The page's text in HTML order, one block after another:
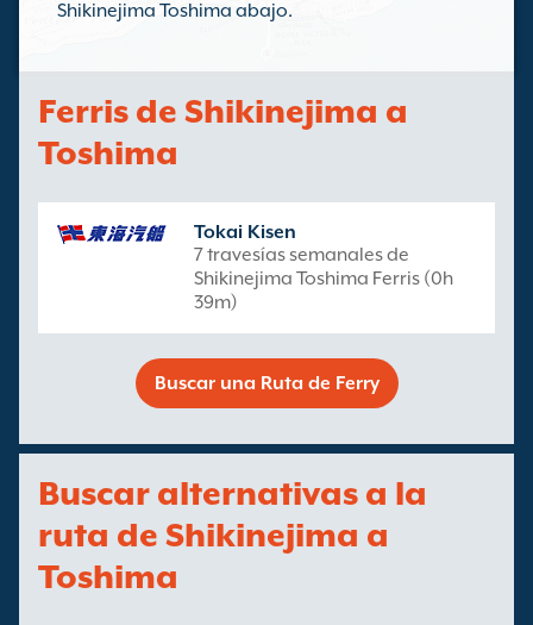
Shikinejima Toshima abajo.
Ferris de Shikinejima a
Toshima
Tokai Kisen
7 travesías semanales de
Shikinejima Toshima Ferris (0h
39m)
Buscar una Ruta de Ferry
Buscar alternativas a la
ruta de Shikinejima a
Toshima